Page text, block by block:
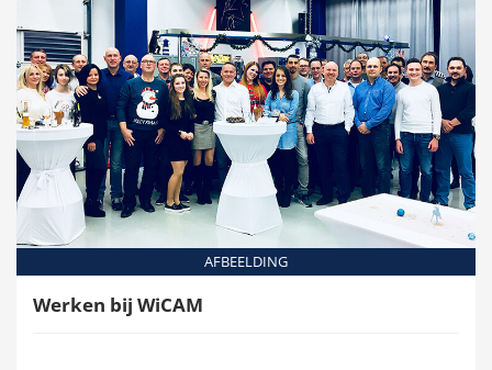
AFBEELDING
Werken bij WiCAM